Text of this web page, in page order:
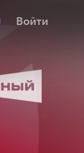
Войти